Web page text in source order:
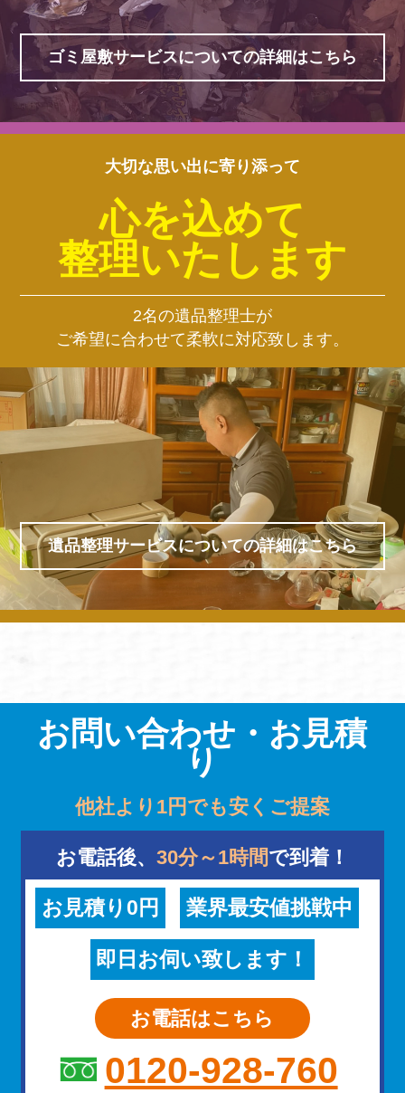
ゴミ屋敷サービスについての詳細はこちら
大切な思い出に寄り添って
心を込めて
整理いたします
2名の遺品整理士が
ご希望に合わせて柔軟に対応致します。
遺品整理サービスについての詳細はこちら
お問い合わせ・お見積
り
他社より1円でも安くご提案
お電話後、 30分～1時間で到着！
お見積り0円 業界最安値挑戦中
即日お伺い致します！
お電話はこちら
0120-928-760